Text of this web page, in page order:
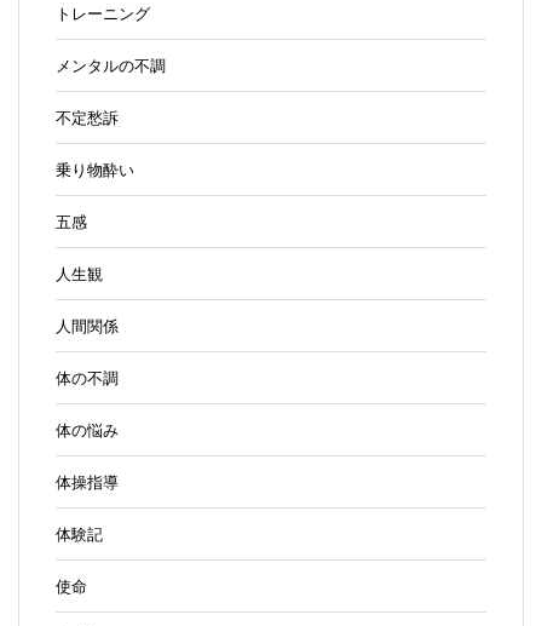
トレーニング
メンタルの不調
不定愁訴
乗り物酔い
五感
人生観
人間関係
体の不調
体の悩み
体操指導
体験記
使命